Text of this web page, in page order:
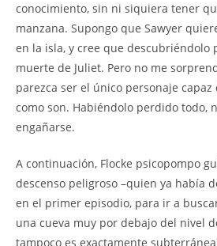
conocimiento, sin ni siquiera tener
manzana. Supongo que Sawyer
en la isla, y cree que descubriéndolo
muerte de Juliet. Pero no me
parezca ser el único personaje capaz
como son. Habiéndolo perdido todo,
engañarse.
A continuación, Flocke psicopompo
descenso peligroso –quien ya había
en el primer episodio, para ir a
una cueva muy por debajo del nivel
tampoco es exactamente